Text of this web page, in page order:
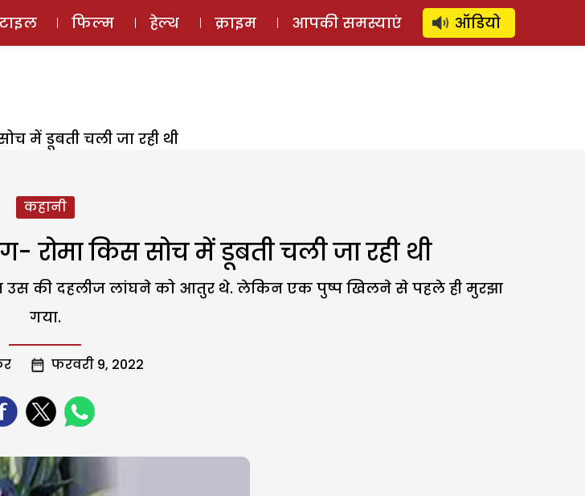
ई-मैगज़ीन ऑडियो स्टोरी लॉग इन ⚲ SUBSCRIBE
फिल्म हेल्थ क्राइम आपकी समस्याएं ऑडियो
में डूबती चली जा रही थी
कहानी
रोमा किस सोच में डूबती चली जा रही थी
उस की दहलीज लांघने को आतुर थे. लेकिन एक पुष्प खिलने से पहले ही मुरझा
गया.
फरवरी 9, 2022